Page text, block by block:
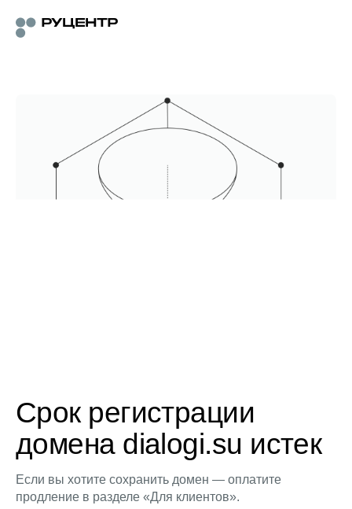
Срок регистрации
домена dialogi.su истек
Если вы хотите сохранить домен — оплатите
продление в разделе «Для клиентов».